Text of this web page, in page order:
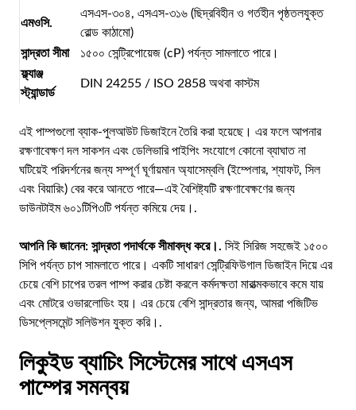
এমওসি.
এসএস-৩০৪, এসএস-৩১৬ (ছিদ্রবিহীন ও গর্তহীন পৃষ্ঠতলযুক্ত
রোল্ড কাঠামো)
সান্দ্রতা সীমা
১৫০০ সেন্ট্রিপোয়েজ (cP) পর্যন্ত সামলাতে পারে।
ফ্ল্যাঞ্জ
স্ট্যান্ডার্ড
DIN 24255 / ISO 2858 অথবা কাস্টম
এই পাম্পগুলো ব্যাক-পুলআউট ডিজাইনে তৈরি করা হয়েছে। এর ফলে আপনার
রক্ষণাবেক্ষণ দল সাকশন এবং ডেলিভারি পাইপিং সংযোগে কোনো ব্যাঘাত না
ঘটিয়েই পরিদর্শনের জন্য সম্পূর্ণ ঘূর্ণায়মান অ্যাসেম্বলি (ইম্পেলার, শ্যাফট, সিল
এবং বিয়ারিং) বের করে আনতে পারে—এই বৈশিষ্ট্যটি রক্ষণাবেক্ষণের জন্য
ডাউনটাইম ৬০১টিপি৩টি পর্যন্ত কমিয়ে দেয়।.
আপনি কি জানেন: সান্দ্রতা পদার্থকে সীমাবদ্ধ করে।. সিই সিরিজ সহজেই ১৫০০
সিপি পর্যন্ত চাপ সামলাতে পারে। একটি সাধারণ সেন্ট্রিফিউগাল ডিজাইন দিয়ে এর
চেয়ে বেশি চাপের তরল পাম্প করার চেষ্টা করলে কর্মদক্ষতা মারাত্মকভাবে কমে যায়
এবং মোটরে ওভারলোডিং হয়। এর চেয়ে বেশি সান্দ্রতার জন্য, আমরা পজিটিভ
ডিসপ্লেসমেন্ট সলিউশন যুক্ত করি।.
লিকুইড ব্যাচিং সিস্টেমের সাথে এসএস
পাম্পের সমন্বয়